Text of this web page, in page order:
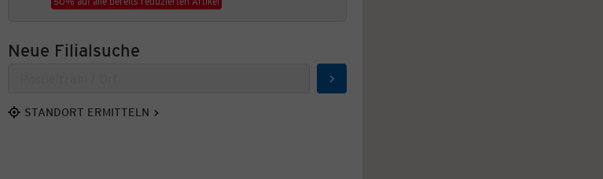
Neue Filialsuche
Suchen
STANDORT ERMITTELN